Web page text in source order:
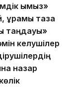
қымыз»
таза
таңдауы»
келушілер
назар